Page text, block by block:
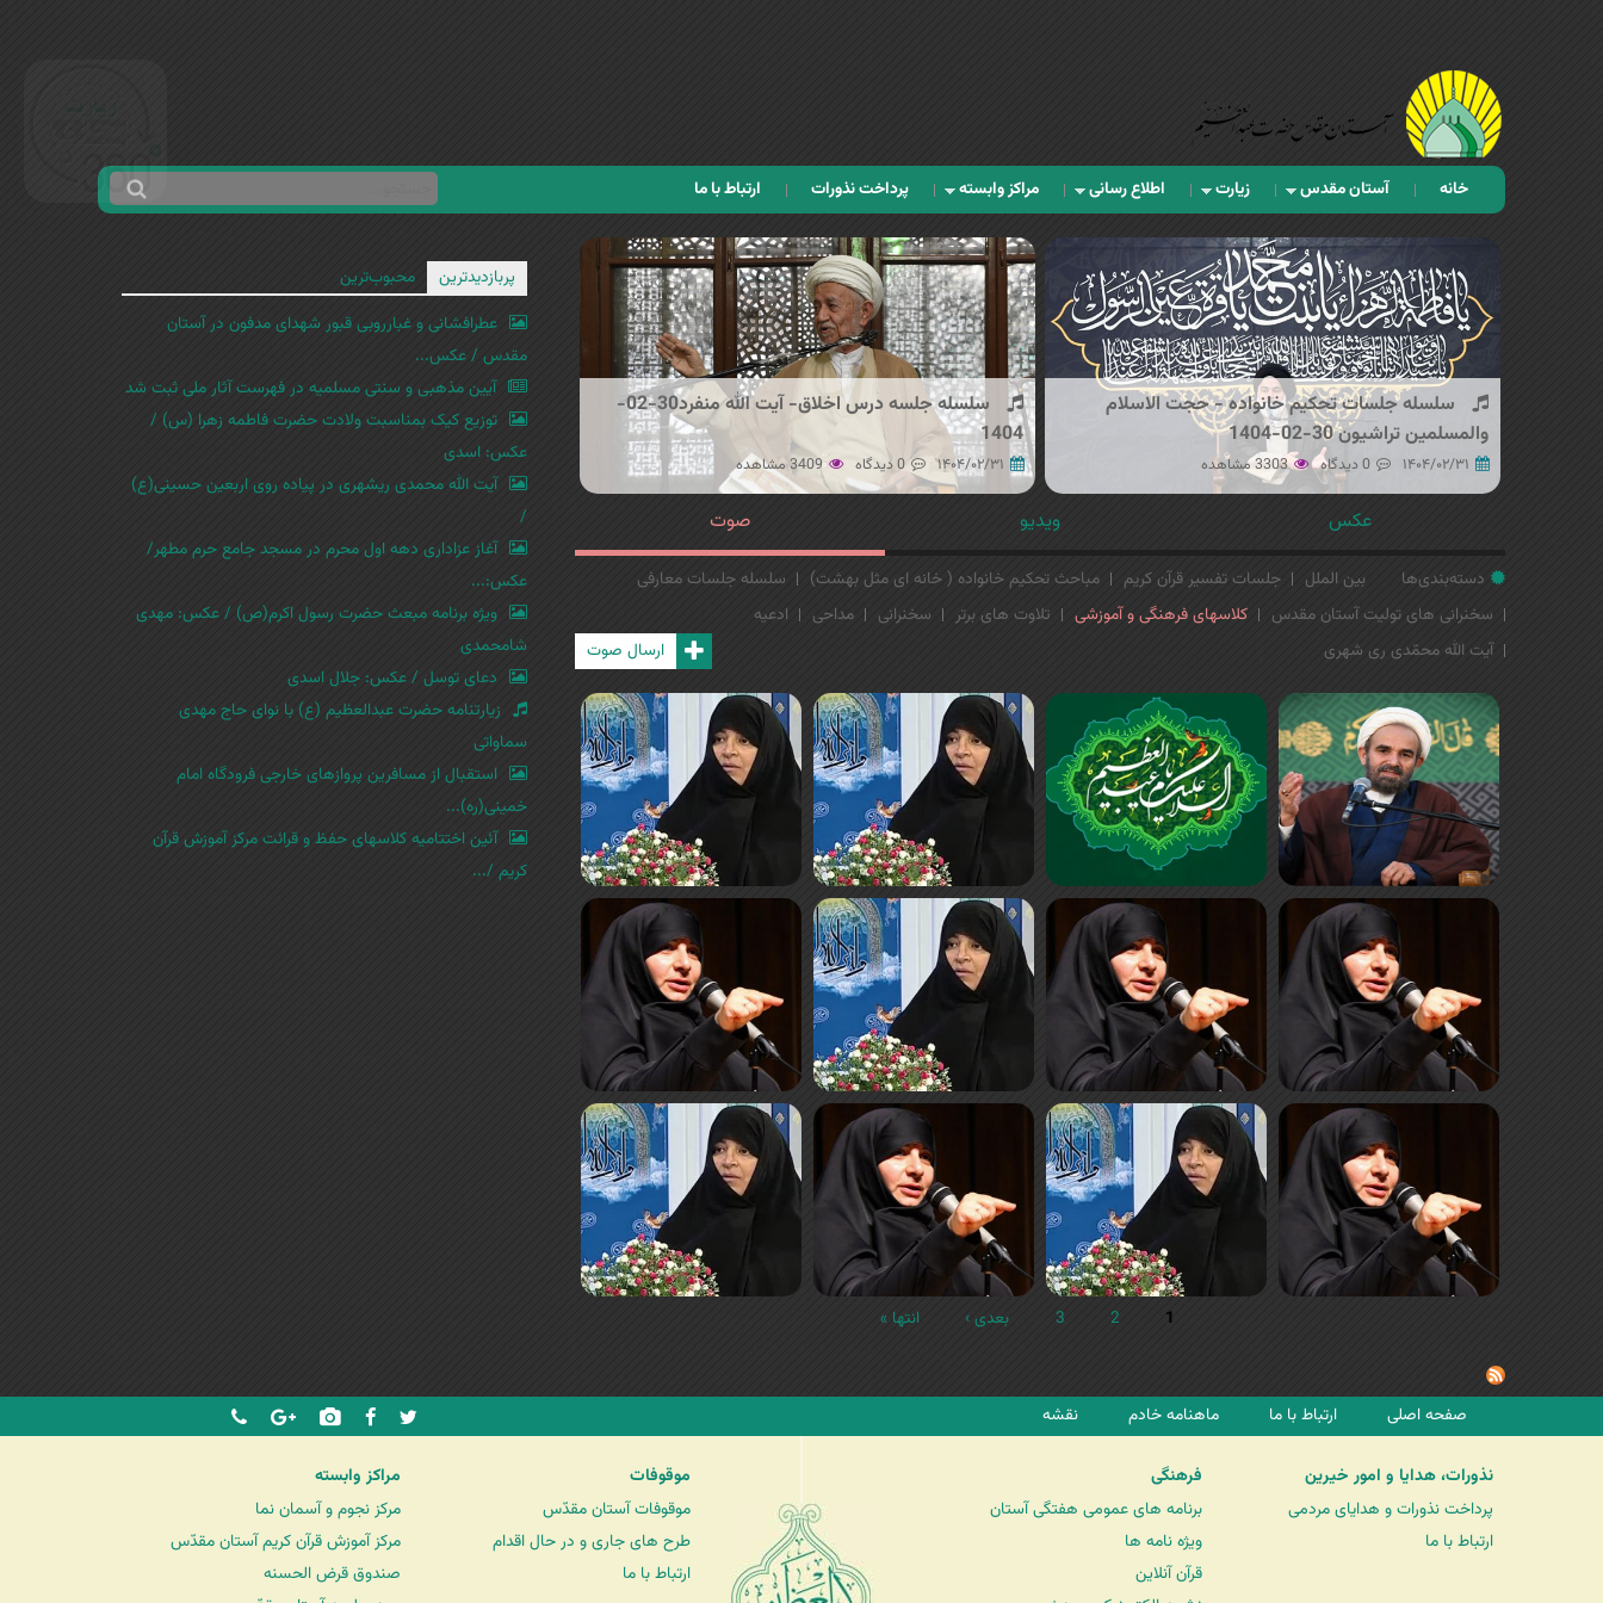
خانه آستان مقدس زیارت اطلاع رسانی مراکز وابسته پرداخت نذورات ارتباط با ما
ف
س
ت
ج
و
س
سلسله جلسات تحکیم خانواده - حجت الاسلام
والمسلمین تراشیون 30-02-1404
۱۴۰۴/۰۲/۳۱ 0 دیدگاه 3303 مشاهده
سلسله جلسه درس اخلاق- آیت الله منفرد30-02-
1404
۱۴۰۴/۰۲/۳۱ 0 دیدگاه 3409 مشاهده
عکس ویدیو صوت
دسته‌بندی‌ها بین الملل جلسات تفسیر قرآن کریم مباحث تحکیم خانواده ( خانه ای مثل بهشت)
سلسله جلسات معارفی
سخنرانی های تولیت آستان مقدس
کلاسهای فرهنگی و آموزشی تلاوت های برتر سخنرانی مداحی
ادعیه
آیت الله محمّدی ری شهری
ارسال صوت
ص
ف
ح
ه‌
ه
1
2
3 بعدی › انتها »
پربازدیدترین
محبوب‌ترین
عطرافشانی و غبارروبی قبور شهدای مدفون در آستان
مقدس / عکس...
آیین مذهبی و سنتی مسلمیه در فهرست آثار ملی ثبت شد
توزیع کیک بمناسبت ولادت حضرت فاطمه زهرا (س) /
عکس: اسدی
آیت الله محمدی ریشهری در پیاده روی اربعین حسینی(ع)
/
آغاز عزاداری دهه اول محرم در مسجد جامع حرم مطهر/
عکس:...
ویژه برنامه مبعث حضرت رسول اکرم(ص) / عکس: مهدی
شامحمدی
دعای توسل / عکس: جلال اسدی
زیارتنامه حضرت عبدالعظیم (ع) با نوای حاج مهدی
سماواتی
استقبال از مسافرین پروازهای خارجی فرودگاه امام
خمینی(ره)...
آئین اختتامیه کلاسهای حفظ و قرائت مرکز آموزش قرآن
کریم /...
صفحه اصلی ارتباط با ما ماهنامه خادم نقشه
نذورات، هدایا و امور خیرین
پرداخت نذورات و هدایای مردمی
ارتباط با ما
فرهنگی
برنامه های عمومی هفتگی آستان
ویژه نامه ها
قرآن آنلاین
موقوفات
موقوفات آستان مقدّس
طرح های جاری و در حال اقدام
ارتباط با ما
مراکز وابسته
مرکز نجوم و آسمان نما
مرکز آموزش قرآن کریم آستان مقدّس
صندوق قرض الحسنه